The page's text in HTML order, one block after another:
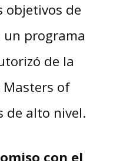
objetivos de
un programa
de la
Masters of
de alto nivel.
con el